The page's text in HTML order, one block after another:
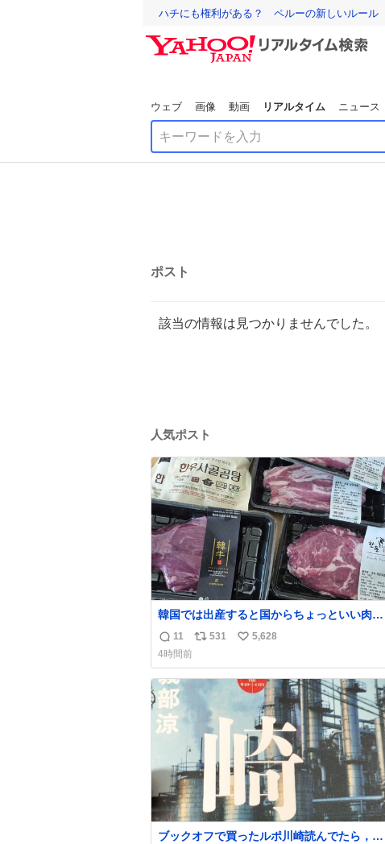
ハチにも権利がある？ ペルーの新しいルール
ウェブ 画像 動画 リアルタイム ニュース
ポスト
該当の情報は見つかりませんでした。
人気ポスト
韓国では出産すると国からちょっといい肉が
届きます。産褥期に栄養を取れ！！！という
メッセージをビシバシ感じる
返
信
数
11
リ
ス
ト
531
い
ね
数
5,628
4時間前
ブックオフで買ったルポ川崎読んでたら，前